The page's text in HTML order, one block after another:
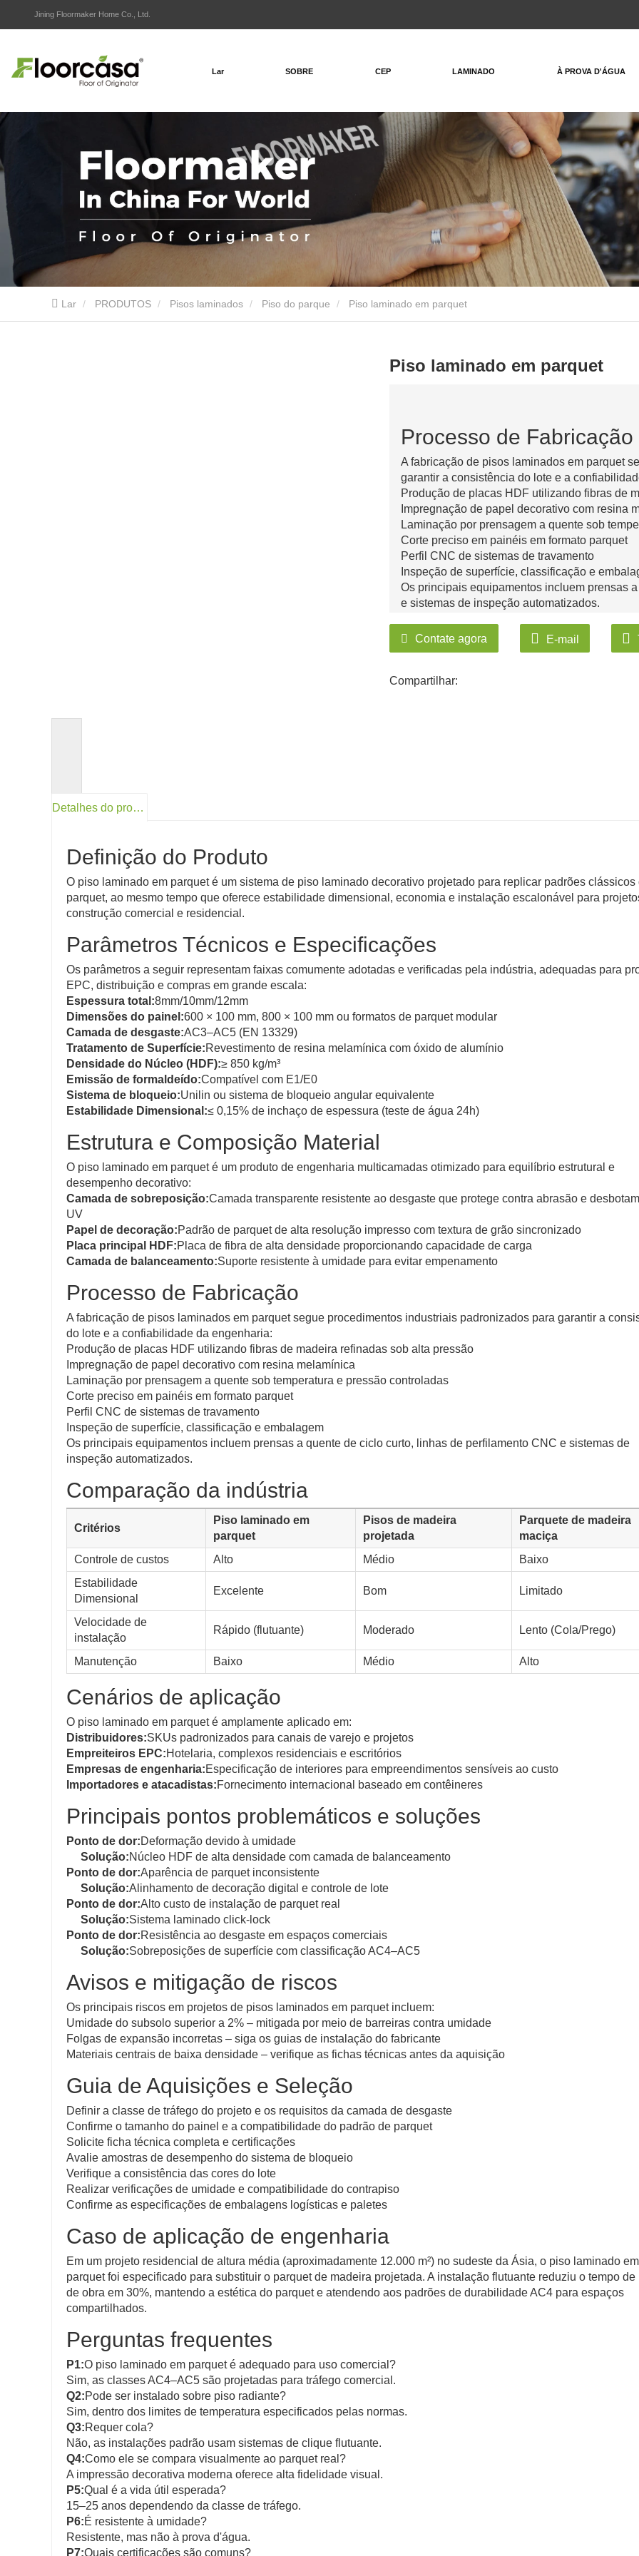
Jining Floormaker Home Co., Ltd.
Lar SOBRE CEP LAMINADO À PROVA D'ÁGUA
Lar PRODUTOS Pisos laminados Piso do parque Piso laminado em parquet
Piso laminado em parquet
Processo de Fabricação
A fabricação de pisos laminados em parquet
garantir a consistência do lote e a
Produção de placas HDF utilizando fibras de
Impregnação de papel decorativo com resina
Laminação por prensagem a quente sob
Corte preciso em painéis em formato parquet
Perfil CNC de sistemas de travamento
Inspeção de superfície, classificação e
Os principais equipamentos incluem prensas
e sistemas de inspeção automatizados.
Contate agora E-mail
Compartilhar:
< Detalhes do produto
Definição do Produto
O piso laminado em parquet é um sistema de piso laminado decorativo projetado para replicar padrões clássicos
parquet, ao mesmo tempo que oferece estabilidade dimensional, economia e instalação escalonável para
construção comercial e residencial.
Parâmetros Técnicos e Especificações
Os parâmetros a seguir representam faixas comumente adotadas e verificadas pela indústria, adequadas para
EPC, distribuição e compras em grande escala:
Espessura total:8mm/10mm/12mm
Dimensões do painel:600 × 100 mm, 800 × 100 mm ou formatos de parquet modular
Camada de desgaste:AC3–AC5 (EN 13329)
Tratamento de Superfície:Revestimento de resina melamínica com óxido de alumínio
Densidade do Núcleo (HDF):≥ 850 kg/m³
Emissão de formaldeído:Compatível com E1/E0
Sistema de bloqueio:Unilin ou sistema de bloqueio angular equivalente
Estabilidade Dimensional:≤ 0,15% de inchaço de espessura (teste de água 24h)
Estrutura e Composição Material
O piso laminado em parquet é um produto de engenharia multicamadas otimizado para equilíbrio estrutural e
desempenho decorativo:
Camada de sobreposição:Camada transparente resistente ao desgaste que protege contra abrasão e
UV
Papel de decoração:Padrão de parquet de alta resolução impresso com textura de grão sincronizado
Placa principal HDF:Placa de fibra de alta densidade proporcionando capacidade de carga
Camada de balanceamento:Suporte resistente à umidade para evitar empenamento
Processo de Fabricação
A fabricação de pisos laminados em parquet segue procedimentos industriais padronizados para garantir a
do lote e a confiabilidade da engenharia:
Produção de placas HDF utilizando fibras de madeira refinadas sob alta pressão
Impregnação de papel decorativo com resina melamínica
Laminação por prensagem a quente sob temperatura e pressão controladas
Corte preciso em painéis em formato parquet
Perfil CNC de sistemas de travamento
Inspeção de superfície, classificação e embalagem
Os principais equipamentos incluem prensas a quente de ciclo curto, linhas de perfilamento CNC e sistemas de
inspeção automatizados.
Comparação da indústria
Critérios
Piso laminado em
parquet
Pisos de madeira
projetada
Parquete de madeira
maciça
Controle de custos
Alto Médio
Baixo
Estabilidade
Dimensional
Excelente Bom Limitado
Velocidade de
instalação
Rápido (flutuante) Moderado Lento (Cola/Prego)
Manutenção Baixo Médio Alto
Cenários de aplicação
O piso laminado em parquet é amplamente aplicado em:
Distribuidores:SKUs padronizados para canais de varejo e projetos
Empreiteiros EPC:Hotelaria, complexos residenciais e escritórios
Empresas de engenharia:Especificação de interiores para empreendimentos sensíveis ao custo
Importadores e atacadistas:Fornecimento internacional baseado em contêineres
Principais pontos problemáticos e soluções
Ponto de dor:Deformação devido à umidade
Solução:Núcleo HDF de alta densidade com camada de balanceamento
Ponto de dor:Aparência de parquet inconsistente
Solução:Alinhamento de decoração digital e controle de lote
Ponto de dor:Alto custo de instalação de parquet real
Solução:Sistema laminado click-lock
Ponto de dor:Resistência ao desgaste em espaços comerciais
Solução:Sobreposições de superfície com classificação AC4–AC5
Avisos e mitigação de riscos
Os principais riscos em projetos de pisos laminados em parquet incluem:
Umidade do subsolo superior a 2% – mitigada por meio de barreiras contra umidade
Folgas de expansão incorretas – siga os guias de instalação do fabricante
Materiais centrais de baixa densidade – verifique as fichas técnicas antes da aquisição
Guia de Aquisições e Seleção
Definir a classe de tráfego do projeto e os requisitos da camada de desgaste
Confirme o tamanho do painel e a compatibilidade do padrão de parquet
Solicite ficha técnica completa e certificações
Avalie amostras de desempenho do sistema de bloqueio
Verifique a consistência das cores do lote
Realizar verificações de umidade e compatibilidade do contrapiso
Confirme as especificações de embalagens logísticas e paletes
Caso de aplicação de engenharia
Em um projeto residencial de altura média (aproximadamente 12.000 m²) no sudeste da Ásia, o piso laminado em
parquet foi especificado para substituir o parquet de madeira projetada. A instalação flutuante reduziu o tempo de
de obra em 30%, mantendo a estética do parquet e atendendo aos padrões de durabilidade AC4 para espaços
compartilhados.
Perguntas frequentes
P1:O piso laminado em parquet é adequado para uso comercial?
Sim, as classes AC4–AC5 são projetadas para tráfego comercial.
Q2:Pode ser instalado sobre piso radiante?
Sim, dentro dos limites de temperatura especificados pelas normas.
Q3:Requer cola?
Não, as instalações padrão usam sistemas de clique flutuante.
Q4:Como ele se compara visualmente ao parquet real?
A impressão decorativa moderna oferece alta fidelidade visual.
P5:Qual é a vida útil esperada?
15–25 anos dependendo da classe de tráfego.
P6:É resistente à umidade?
Resistente, mas não à prova d'água.
P7:Quais certificações são comuns?